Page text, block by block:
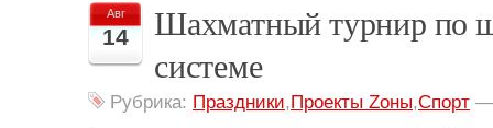
Авг
14
Шахматный турнир по
системе
Рубрика: Праздники,Проекты Zоны,Спорт